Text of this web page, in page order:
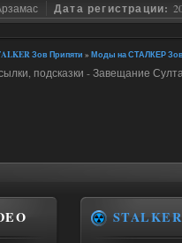
Дата регистрации:
Зов Припяти » Моды на СТАЛКЕР
подсказки - Завещание